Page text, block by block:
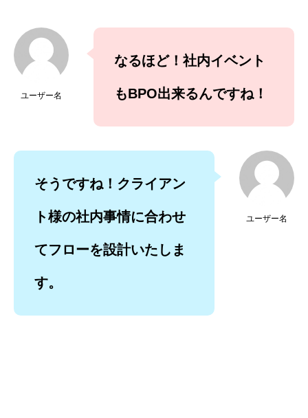
ユーザー名
なるほど！社内イベント
もBPO出来るんですね！
ユーザー名
そうですね！クライアン
ト様の社内事情に合わせ
てフローを設計いたしま
す。